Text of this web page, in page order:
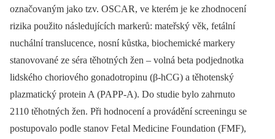
označovaným jako tzv. OSCAR, ve kterém je ke zhodnocení
rizika použito následujících markerů: mateřský věk, fetální
nuchální translucence, nosní kůstka, biochemické markery
stanovované ze séra těhotných žen –⁠ volná beta podjednotka
lidského choriového gonadotropinu (β-hCG) a těhotenský
plazmatický protein A (PAPP-A). Do studie bylo zahrnuto
2110 těhotných žen. Při hodnocení a provádění screeningu se
postupovalo podle stanov Fetal Medicine Foundation (FMF),